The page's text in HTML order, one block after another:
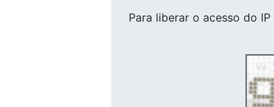
Para liberar o acesso do IP